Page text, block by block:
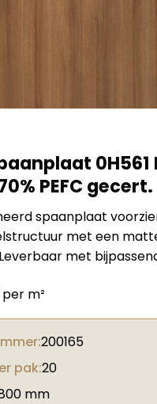
0H561
PEFC gecert.
spaanplaat
met een
met
per m²
200165
pak:20
mm